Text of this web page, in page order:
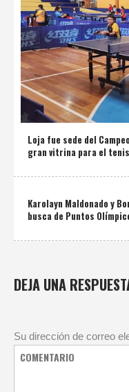
Loja fue sede del
gran vitrina para el
Karolayn Maldonado y
busca de Puntos
DEJA UNA
Su dirección de correo